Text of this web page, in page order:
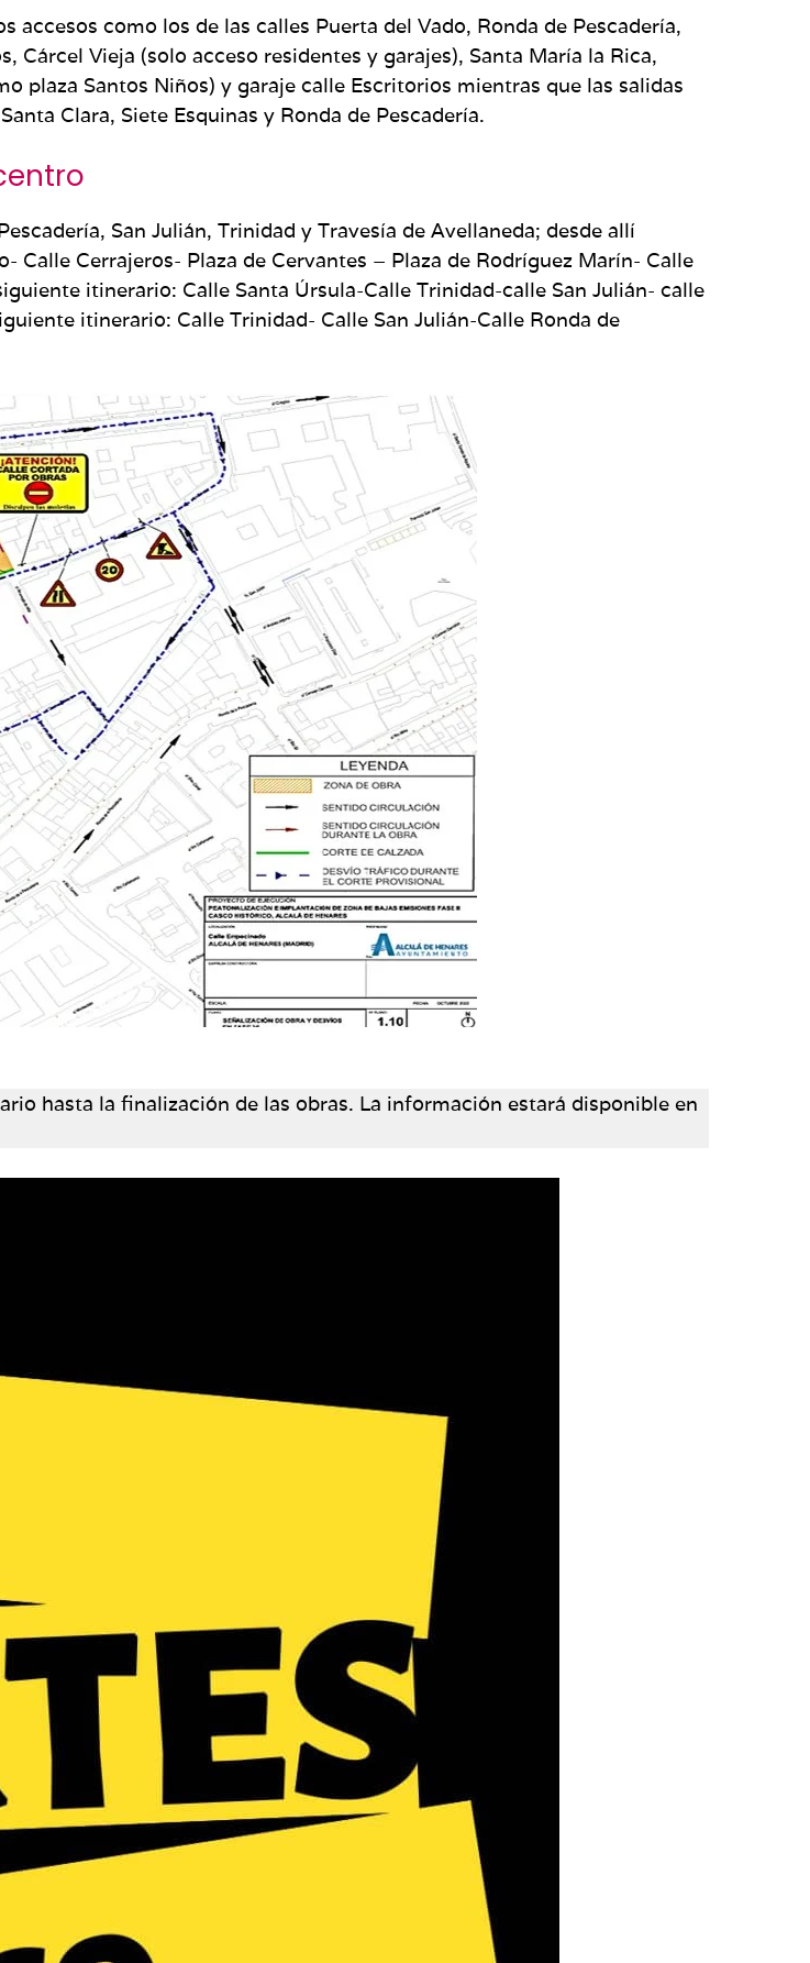
accesos como los de las calles Puerta del Vado, Ronda de Pescadería,
Cárcel Vieja (solo acceso residentes y garajes), Santa María la Rica,
plaza Santos Niños) y garaje calle Escritorios mientras que las salidas
Clara, Siete Esquinas y Ronda de Pescadería.
San Julián, Trinidad y Travesía de Avellaneda; desde allí
Calle Cerrajeros- Plaza de Cervantes – Plaza de Rodríguez Marín- Calle
itinerario: Calle Santa Úrsula-Calle Trinidad-calle San Julián- calle
itinerario: Calle Trinidad- Calle San Julián-Calle Ronda de
hasta la finalización de las obras. La información estará disponible en